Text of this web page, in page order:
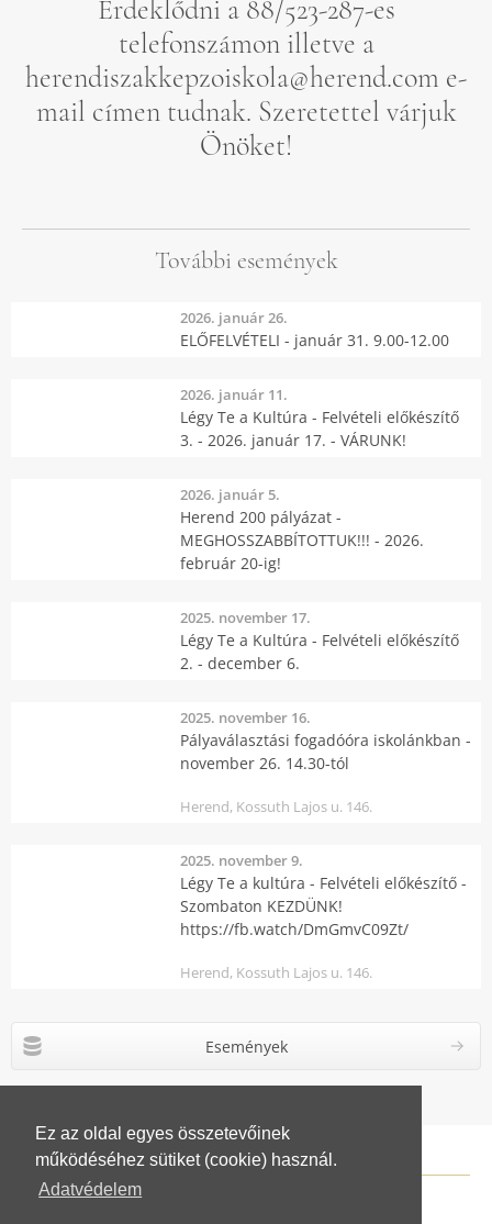
Ez az oldal egyes összetevőinek
működéséhez sütiket (cookie) használ.
Adatvédelem
Érdeklődni a 88/523-287-es
telefonszámon illetve a
herendiszakkepzoiskola@herend.com e-
mail címen tudnak. Szeretettel várjuk
Önöket!
További események
2026. január 26.
ELŐFELVÉTELI - január 31. 9.00-12.00
2026. január 11.
Légy Te a Kultúra - Felvételi előkészítő
3. - 2026. január 17. - VÁRUNK!
2026. január 5.
Herend 200 pályázat -
MEGHOSSZABBÍTOTTUK!!! - 2026.
február 20-ig!
2025. november 17.
Légy Te a Kultúra - Felvételi előkészítő
2. - december 6.
2025. november 16.
Pályaválasztási fogadóóra iskolánkban -
november 26. 14.30-tól
Herend, Kossuth Lajos u. 146.
2025. november 9.
Légy Te a kultúra - Felvételi előkészítő -
Szombaton KEZDÜNK!
https://fb.watch/DmGmvC09Zt/
Herend, Kossuth Lajos u. 146.
Események